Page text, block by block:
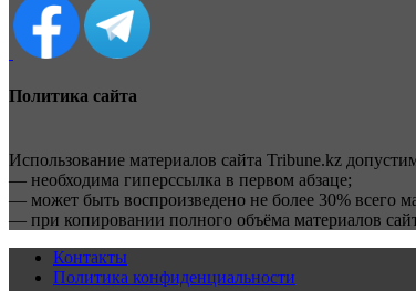
Политика сайта
Использование материалов сайта Tribune.kz
— необходима гиперссылка в первом абзаце;
— может быть воспроизведено не более 30% всего
— при копировании полного объёма материалов
Контакты
Политика конфиденциальности